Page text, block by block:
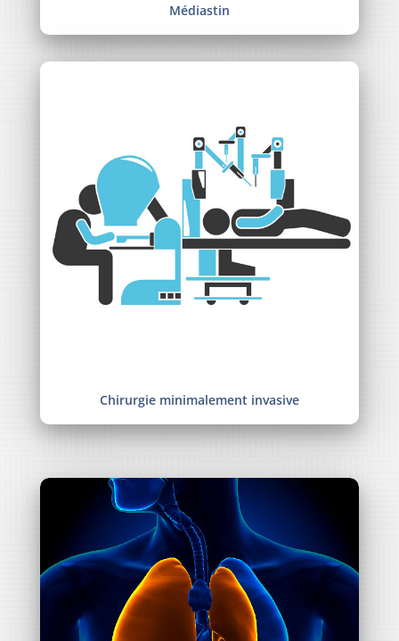
Médiastin
Chirurgie minimalement invasive